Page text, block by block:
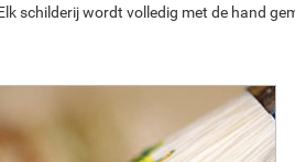
schilderij wordt volledig met de hand